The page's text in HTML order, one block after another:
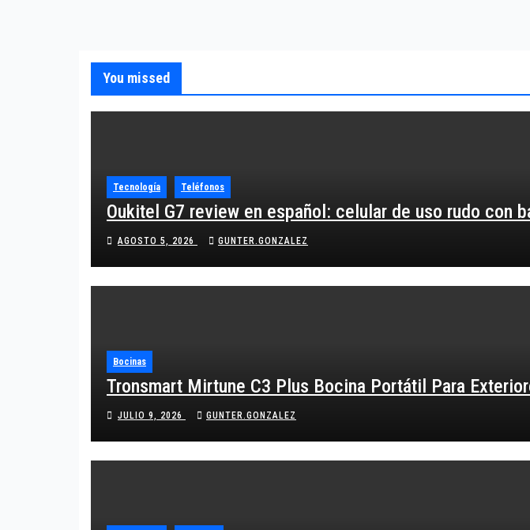
You missed
Tecnología Teléfonos
Oukitel G7 review en español: celular de uso rudo con
AGOSTO 5, 2026 GUNTER.GONZALEZ
Bocinas
Tronsmart Mirtune C3 Plus Bocina Portátil Para
JULIO 9, 2026 GUNTER.GONZALEZ